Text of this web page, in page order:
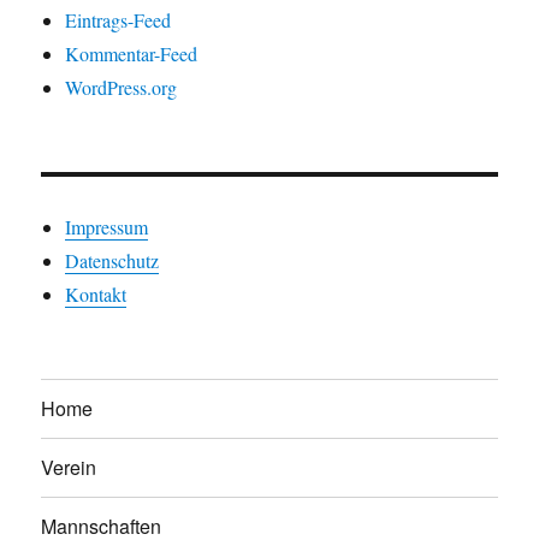
Eintrags-Feed
Kommentar-Feed
WordPress.org
Impressum
Datenschutz
Kontakt
Home
Verein
Mannschaften